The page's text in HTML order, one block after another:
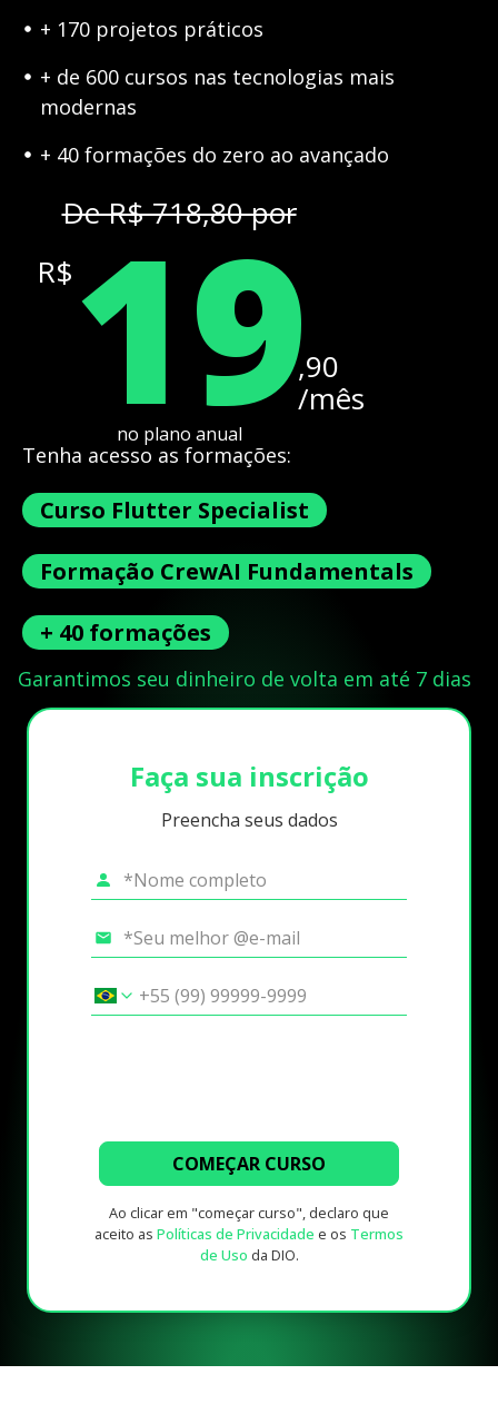
+ 170 projetos práticos
+ de 600 cursos nas tecnologias mais
modernas
+ 40 formações do zero ao avançado
De R$ 718,80 por
R$ 19,90
/mês
no plano anual
Tenha acesso as formações:
Curso Flutter Specialist
Formação CrewAI Fundamentals
+ 40 formações
Garantimos seu dinheiro de volta em até 7 dias
Faça sua inscrição
Preencha seus dados
COMEÇAR CURSO
Ao clicar em "começar curso", declaro que
aceito as Políticas de Privacidade e os Termos
de Uso da DIO.